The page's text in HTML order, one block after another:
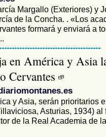
Margallo (Exteriores) y
de la Concha. . «Los
formará y enviará a
en América y Asia
Cervantes
y Asia, serán prioritarios
Asturias, 1934) al
de la Real Academia de